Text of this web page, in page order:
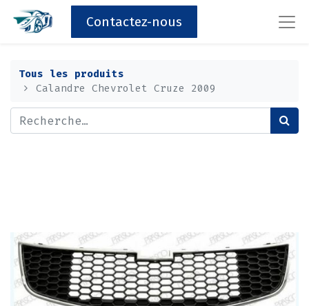
Contactez-nous
Tous les produits
Calandre Chevrolet Cruze 2009